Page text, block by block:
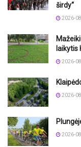
širdy“
2026-
laikytis
2026-
2026-
2026-